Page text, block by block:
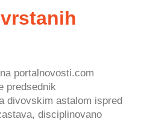
portalnovosti.com
predsednik
divovskim astalom ispred
disciplinovano